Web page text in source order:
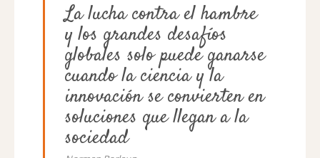
La lucha contra el hambre
y los grandes desafíos
globales solo puede ganarse
cuando la ciencia y la
innovación se convierten en
soluciones que llegan a la
sociedad